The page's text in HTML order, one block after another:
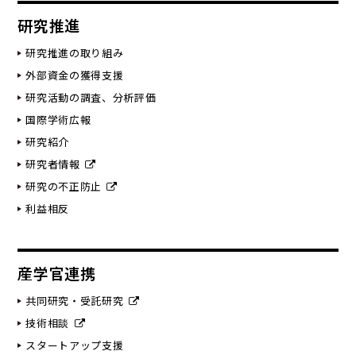
研究推進
研究推進の取り組み
外部資金の獲得支援
研究活動の調査、分析評価
国際学術広報
研究紹介
研究者情報
研究の不正防止
利益相反
産学官連携
共同研究・受託研究
技術相談
スタートアップ支援